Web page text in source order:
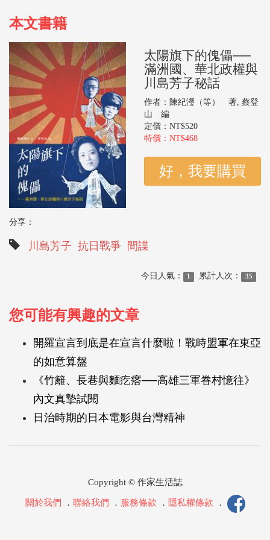
本文書籍
太陽旗下的傀儡──
滿洲國、華北政權與
川島芳子秘話
作者：陳紀瀅（等） 著, 蔡登
山 編
定價：NT$520
特價：NT$468
分享：
川島芳子 抗日戰爭 間諜
今日人氣： 1 累計人次： 35
您可能有興趣的文章
開羅宣言到底是在宣言什麼啦！戰時盟軍在東亞
的如意算盤
《竹籬、長巷與麵疙瘩──高雄三軍眷村憶往》
內文真摯試閱
日治時期的日本電影與台灣精神
Copyright © 作家生活誌
關於我們 ． 聯絡我們 ． 服務條款 ． 隱私權條款 ．